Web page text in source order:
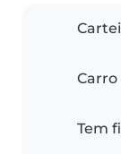
Carro
Tem